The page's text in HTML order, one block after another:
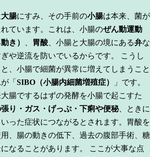
大腸にすみ、その手前の小腸は本来、菌が
ています。これは、小腸のぜん動運動
き）
、 胃酸、小腸と大腸の境にある弁な
や逆流を防いでいるからです。
こうし
、小腸で細菌が異常に増えてしまうこと
「 SIBO（小腸内細菌増殖症）
」です。
腸でするはずの発酵を小腸で起こすた
り・ガス・げっぷ・下痢や便秘、ときに
った症状につながるとされます。胃酸を
、腸の動きの低下、過去の腹部手術、糖
なることがあります。
ここが大事な点